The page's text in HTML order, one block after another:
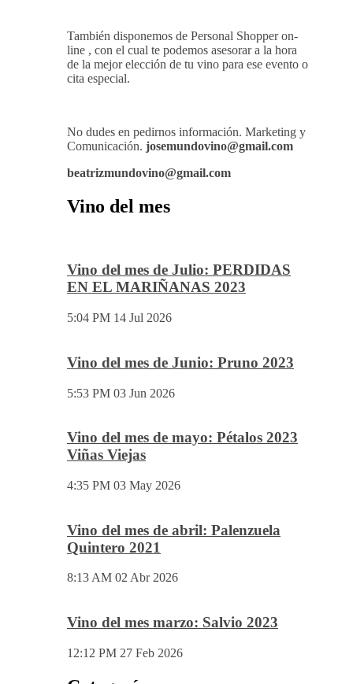
También disponemos de Personal Shopper on-
line , con el cual te podemos asesorar a la hora
de la mejor elección de tu vino para ese evento o
cita especial.
No dudes en pedirnos información. Marketing y
Comunicación. josemundovino@gmail.com
beatrizmundovino@gmail.com
Vino del mes
Vino del mes de Julio: PERDIDAS
EN EL MARIÑANAS 2023
5:04 PM 14 Jul 2026
Vino del mes de Junio: Pruno 2023
5:53 PM 03 Jun 2026
Vino del mes de mayo: Pétalos 2023
Viñas Viejas
4:35 PM 03 May 2026
Vino del mes de abril: Palenzuela
Quintero 2021
8:13 AM 02 Abr 2026
Vino del mes marzo: Salvio 2023
12:12 PM 27 Feb 2026